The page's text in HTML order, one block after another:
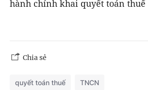
hành chính khai quyết toán
Chia sẻ
quyết toán thuế TNCN